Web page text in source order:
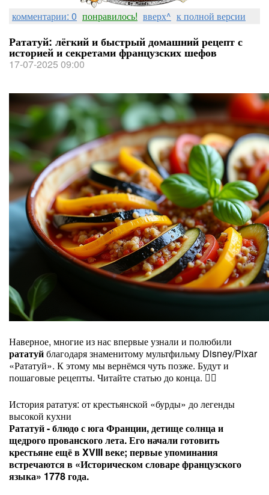
комментарии: 0 понравилось! вверх^ к полной версии
Рататуй: лёгкий и быстрый домашний рецепт с
историей и секретами французских шефов
17-07-2025 09:00
Наверное, многие из нас впервые узнали и полюбили
рататуйблагодаря знаменитому мультфильму Disney/Pixar
«Рататуй». К этому мы вернёмся чуть позже. Будут и
пошаговые рецепты. Читайте статью до конца. 👇🏻
История рататуя: от крестьянской «бурды» до легенды
высокой кухни
Рататуй - блюдо с юга Франции, детище солнца и
щедрого прованского лета. Его начали готовить
крестьяне ещё в XVIII веке; первые упоминания
встречаются в «Историческом словаре французского
языка» 1778 года.